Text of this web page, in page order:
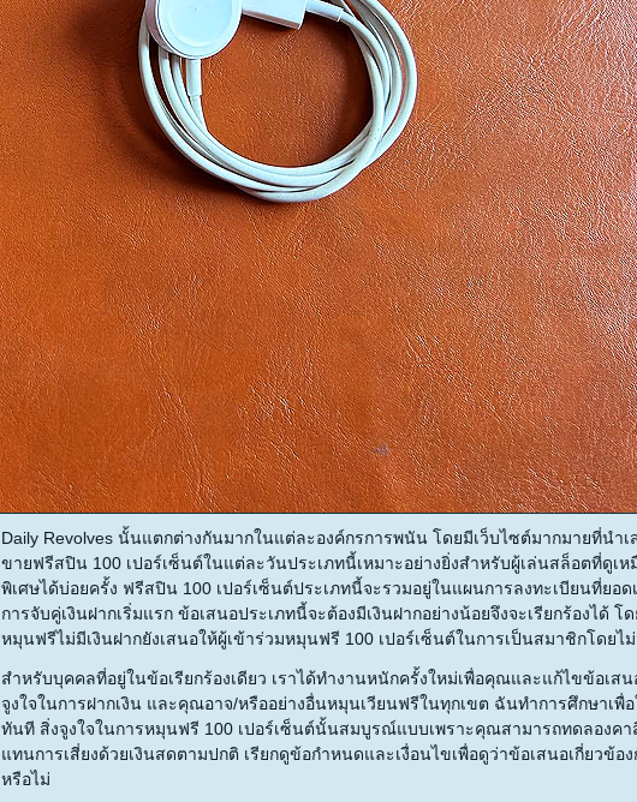
Daily Revolves นั้นแตกต่างกันมากในแต่ละองค์กรการพนัน โดยมีเว็บไซต์มากมายที่นำ
ขายฟรีสปิน 100 เปอร์เซ็นต์ในแต่ละวันประเภทนี้เหมาะอย่างยิ่งสำหรับผู้เล่นสล็อตที่ดูเ
พิเศษได้บ่อยครั้ง ฟรีสปิน 100 เปอร์เซ็นต์ประเภทนี้จะรวมอยู่ในแผนการลงทะเบียนที่ยอ
การจับคู่เงินฝากเริ่มแรก ข้อเสนอประเภทนี้จะต้องมีเงินฝากอย่างน้อยจึงจะเรียกร้องได้ โ
หมุนฟรีไม่มีเงินฝากยังเสนอให้ผู้เข้าร่วมหมุนฟรี 100 เปอร์เซ็นต์ในการเป็นสมาชิกโดยไม่
สำหรับบุคคลที่อยู่ในข้อเรียกร้องเดียว เราได้ทำงานหนักครั้งใหม่เพื่อคุณและแก้ไขข้อเส
จูงใจในการฝากเงิน และคุณอาจ/หรืออย่างอื่นหมุนเวียนฟรีในทุกเขต ฉันทำการศึกษาเพื่
ทันที สิ่งจูงใจในการหมุนฟรี 100 เปอร์เซ็นต์นั้นสมบูรณ์แบบเพราะคุณสามารถทดลองคา
แทนการเสี่ยงด้วยเงินสดตามปกติ เรียกดูข้อกำหนดและเงื่อนไขเพื่อดูว่าข้อเสนอเกี่ยวข้อ
หรือไม่